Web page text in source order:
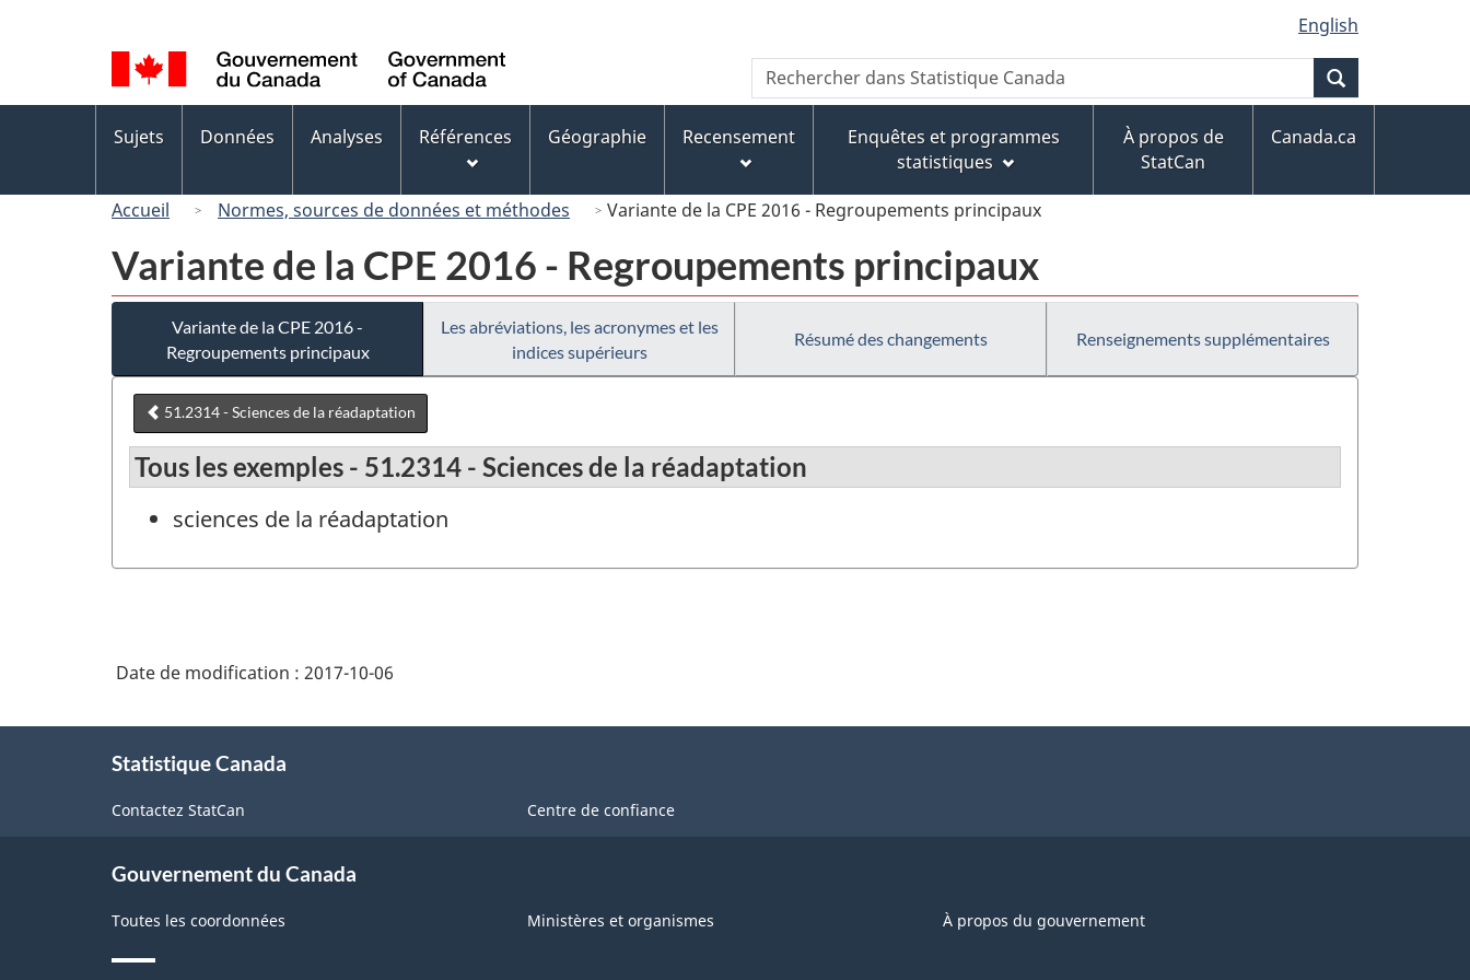
au
contenu
principal
« À
propos
de
ce
version
HTML
simplifiée
de
la
langue
English
Canada
Recherche
Rechercher
dans
Canada
des
Sujets Données Analyses Références Géographie Recensement
Enquêtes et programmes
statistiques
À propos de
StatCan
Canada.ca
Accueil Normes, sources de données et méthodes Variante de la CPE 2016 - Regroupements principaux
Variante de la CPE 2016 - Regroupements principaux
Variante de la CPE 2016 -
Regroupements principaux
Les abréviations, les acronymes et les
indices supérieurs
Résumé des changements Renseignements supplémentaires
51.2314 - Sciences de la réadaptation
Tous les exemples - 51.2314 - Sciences de la réadaptation
sciences de la réadaptation
Date de modification : 2017-10-06
Statistique Canada
Contactez StatCan Centre de confiance
Gouvernement du Canada
Toutes les coordonnées Ministères et organismes À propos du gouvernement